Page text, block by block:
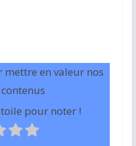
mettre en valeur nos
pour noter !